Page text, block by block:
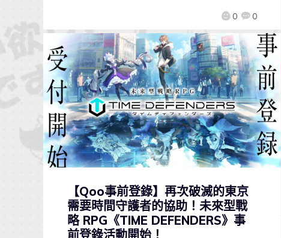
0 0
【Qoo事前登錄】再次破滅的東京
需要時間守護者的協助！未來型戰
略 RPG《TIME DEFENDERS》事
前登錄活動開始！